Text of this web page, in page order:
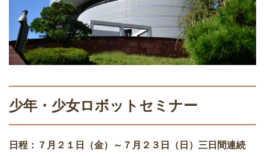
少年・少女ロボットセミナー
日程：７月２１日（金）～７月２３日（日）三日間連続